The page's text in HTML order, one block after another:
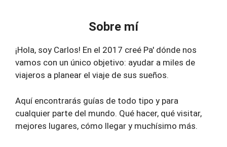
Sobre mí
¡Hola, soy Carlos! En el 2017 creé Pa' dónde nos
vamos con un único objetivo: ayudar a miles de
viajeros a planear el viaje de sus sueños.
Aquí encontrarás guías de todo tipo y para
cualquier parte del mundo. Qué hacer, qué visitar,
mejores lugares, cómo llegar y muchísimo más.